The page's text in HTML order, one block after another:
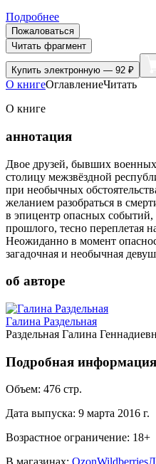
Подробнее
Пожаловаться
Читать фрагмент
Купить электронную — 92 ₽
О книгеОглавлениеЧитать
О книге
аннотация
Двое друзей, бывших
столицу межзвёздной
при необычных
желанием разобраться в
в эпицентр опасных событий,
прошлого, тесно переплетая
Неожиданно в момент
загадочная и необычная
об авторе
Галина Раздельная
Раздельная Галина
Подробная информация
Объем: 476 стр.
Дата выпуска: 9 марта 2016 г.
Возрастное ограничение: 18+